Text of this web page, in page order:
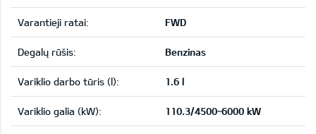
Varantieji ratai: FWD
Degalų rūšis: Benzinas
Variklio darbo tūris (l): 1.6 l
Variklio galia (kW): 110.3/4500~6000 kW